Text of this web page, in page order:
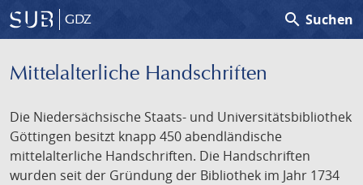
GDZ search Suchen
Mittelalterliche Handschriften
Die Niedersächsische Staats- und Universitätsbibliothek
Göttingen besitzt knapp 450 abendländische
mittelalterliche Handschriften. Die Handschriften
wurden seit der Gründung der Bibliothek im Jahr 1734